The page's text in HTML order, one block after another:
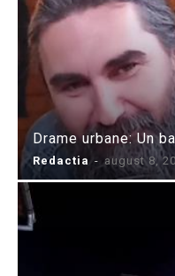
Drame urbane: Un
Redactia - august 8,